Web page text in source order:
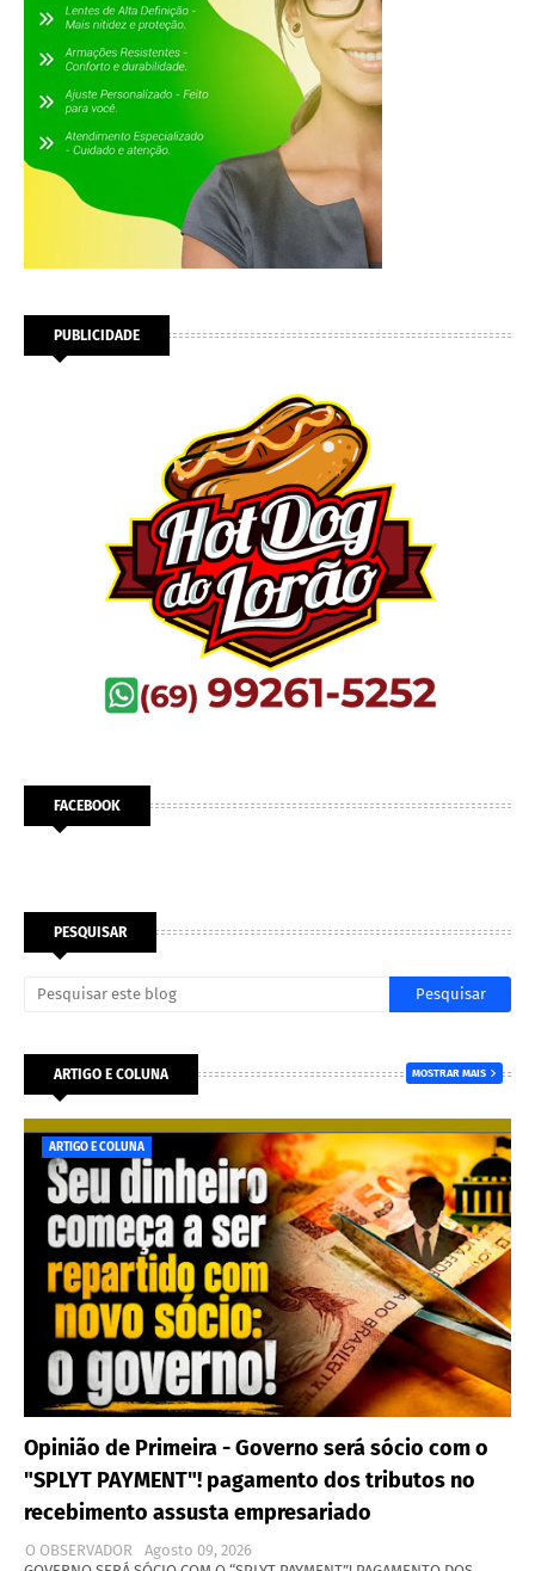
PUBLICIDADE
FACEBOOK
PESQUISAR
ARTIGO E COLUNA MOSTRAR MAIS
ARTIGO E COLUNA
Opinião de Primeira - Governo será sócio com o
"SPLYT PAYMENT"! pagamento dos tributos no
recebimento assusta empresariado
O OBSERVADOR
Agosto 09, 2026